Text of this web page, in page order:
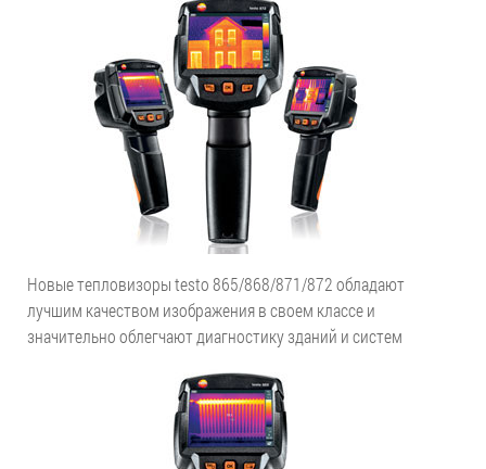
Новые тепловизоры testo 865/868/871/872 обладают
лучшим качеством изображения в своем классе и
значительно облегчают диагностику зданий и систем